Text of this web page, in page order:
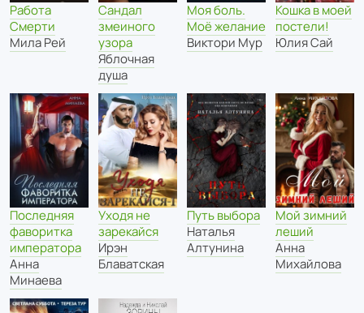
Работа
Смерти
Мила Рей
Сандал
змеиного
узора
Яблочная
душа
Моя боль.
Моё желание
Виктори Мур
Кошка в моей
постели!
Юлия Сай
Последняя
фаворитка
императора
Анна
Минаева
Уходя не
зарекайся
Ирэн
Блаватская
Путь выбора
Наталья
Алтунина
Мой зимний
леший
Анна
Михайлова